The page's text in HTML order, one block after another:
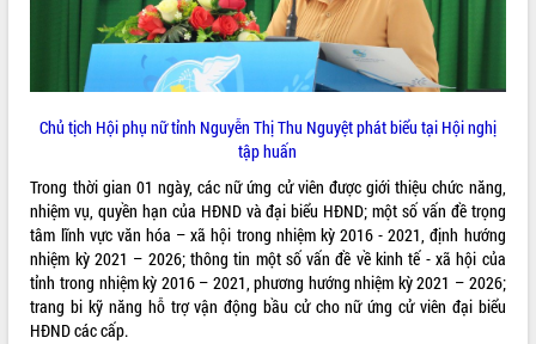
Chủ tịch Hội phụ nữ tỉnh Nguyễn Thị Thu Nguyệt phát biểu tại Hội nghị
tập huấn
Trong thời gian 01 ngày, các nữ ứng cử viên được giới thiệu chức năng,
nhiệm vụ, quyền hạn của HĐND và đại biểu HĐND; một số vấn đề trọng
tâm lĩnh vực văn hóa – xã hội trong nhiệm kỳ 2016 - 2021, định hướng
nhiệm kỳ 2021 – 2026; thông tin một số vấn đề về kinh tế - xã hội của
tỉnh trong nhiệm kỳ 2016 – 2021, phương hướng nhiệm kỳ 2021 – 2026;
trang bi kỹ năng hỗ trợ vận động bầu cử cho nữ ứng cử viên đại biểu
HĐND các cấp.